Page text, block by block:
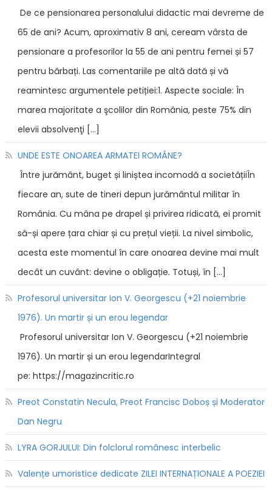
De ce pensionarea personalului didactic mai devreme de
65 de ani? Acum, aproximativ 8 ani, ceream vârsta de
pensionare a profesorilor la 55 de ani pentru femei și 57
pentru bărbați. Las comentariile pe altă dată și vă
reamintesc argumentele petiției:1. Aspecte sociale: În
marea majoritate a şcolilor din România, peste 75% din
elevii absolvenţi […]
UNDE ESTE ONOAREA ARMATEI ROMÂNE?
Între jurământ, buget și liniștea incomodă a societățiiÎn
fiecare an, sute de tineri depun jurământul militar în
România. Cu mâna pe drapel și privirea ridicată, ei promit
să-și apere țara chiar și cu prețul vieții. La nivel simbolic,
acesta este momentul în care onoarea devine mai mult
decât un cuvânt: devine o obligație. Totuși, în […]
Profesorul universitar Ion V. Georgescu (+21 noiembrie
1976). Un martir și un erou legendar
Profesorul universitar Ion V. Georgescu (+21 noiembrie
1976). Un martir și un erou legendarIntegral
pe: https://magazincritic.ro
Preot Constatin Necula, Preot Francisc Doboș și Moderator
Dan Negru
LYRA GORJULUI: Din folclorul românesc interbelic
Valențe umoristice dedicate ZILEI INTERNAȚIONALE A POEZIEI